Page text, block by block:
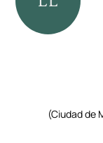
(Ciudad de